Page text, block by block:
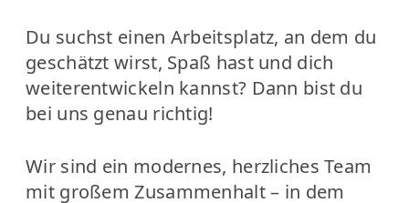
Du suchst einen Arbeitsplatz, an dem du
geschätzt wirst, Spaß hast und dich
weiterentwickeln kannst? Dann bist du
bei uns genau richtig!
Wir sind ein modernes, herzliches Team
mit großem Zusammenhalt – in dem